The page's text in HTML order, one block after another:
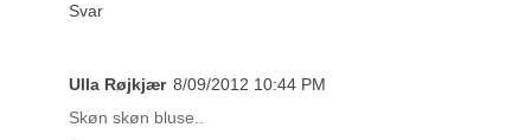
Svar
Ulla Røjkjær 8/09/2012 10:44 PM
Skøn skøn bluse..